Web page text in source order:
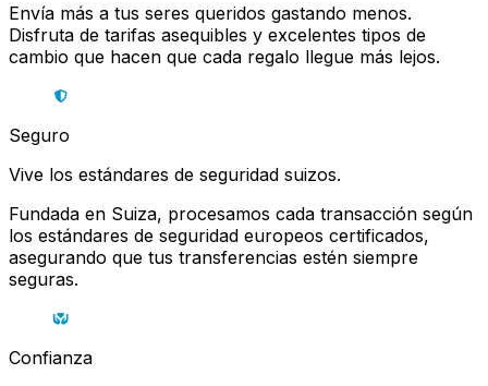
Envía más a tus seres queridos gastando menos.
Disfruta de tarifas asequibles y excelentes tipos de
cambio que hacen que cada regalo llegue más lejos.
Seguro
Vive los estándares de seguridad suizos.
Fundada en Suiza, procesamos cada transacción según
los estándares de seguridad europeos certificados,
asegurando que tus transferencias estén siempre
seguras.
Confianza